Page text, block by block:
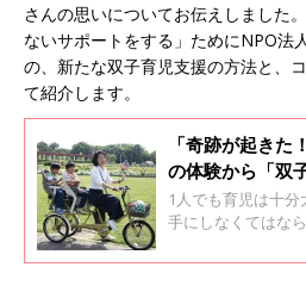
さんの思いについてお伝えしました
ないサポートをする」ためにNPO法
の、新たな双子育児支援の方法と、
て紹介します。
「奇跡が起き
の体験から「双
国を動かした一
1人でも育児は十
手にしなくてはな
う双子ママは少な